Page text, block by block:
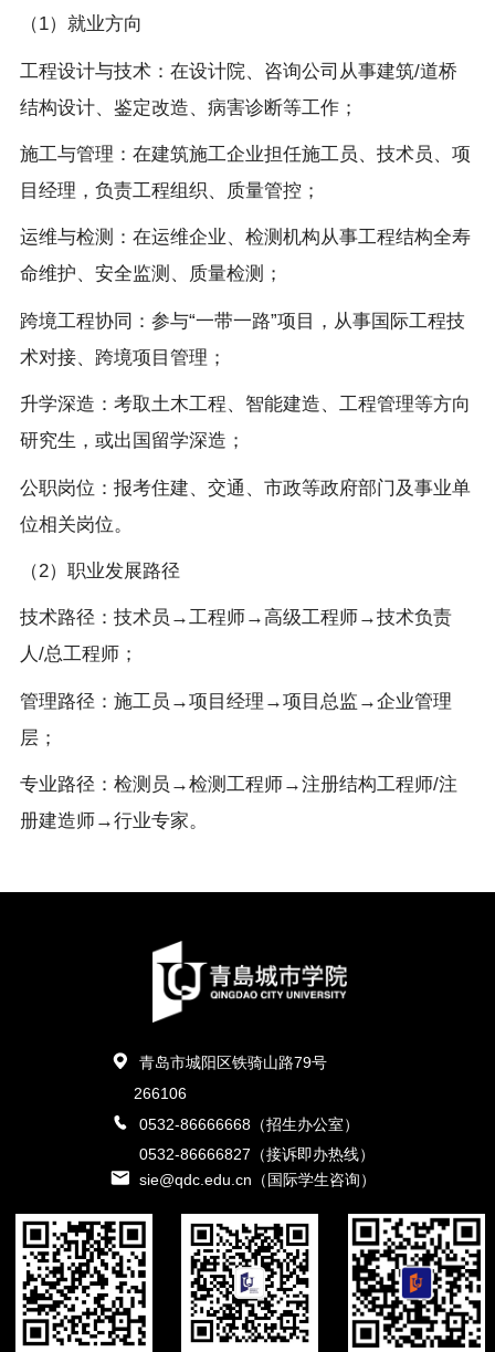
（1）就业方向
工程设计与技术：在设计院、咨询公司从事建筑/道桥
结构设计、鉴定改造、病害诊断等工作；
施工与管理：在建筑施工企业担任施工员、技术员、项
目经理，负责工程组织、质量管控；
运维与检测：在运维企业、检测机构从事工程结构全寿
命维护、安全监测、质量检测；
跨境工程协同：参与“一带一路”项目，从事国际工程技
术对接、跨境项目管理；
升学深造：考取土木工程、智能建造、工程管理等方向
研究生，或出国留学深造；
公职岗位：报考住建、交通、市政等政府部门及事业单
位相关岗位。
（2）职业发展路径
技术路径：技术员→工程师→高级工程师→技术负责
人/总工程师；
管理路径：施工员→项目经理→项目总监→企业管理
层；
专业路径：检测员→检测工程师→注册结构工程师/注
册建造师→行业专家。
青岛市城阳区铁骑山路79号
266106
0532-86666668（招生办公室）
0532-86666827（接诉即办热线）
sie@qdc.edu.cn（国际学生咨询）